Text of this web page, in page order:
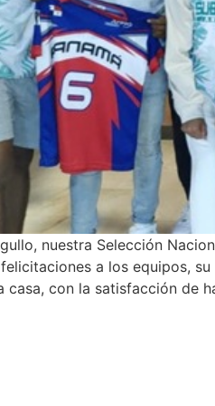
nuestra Selección
a los equipos,
casa, con la satisfacción de